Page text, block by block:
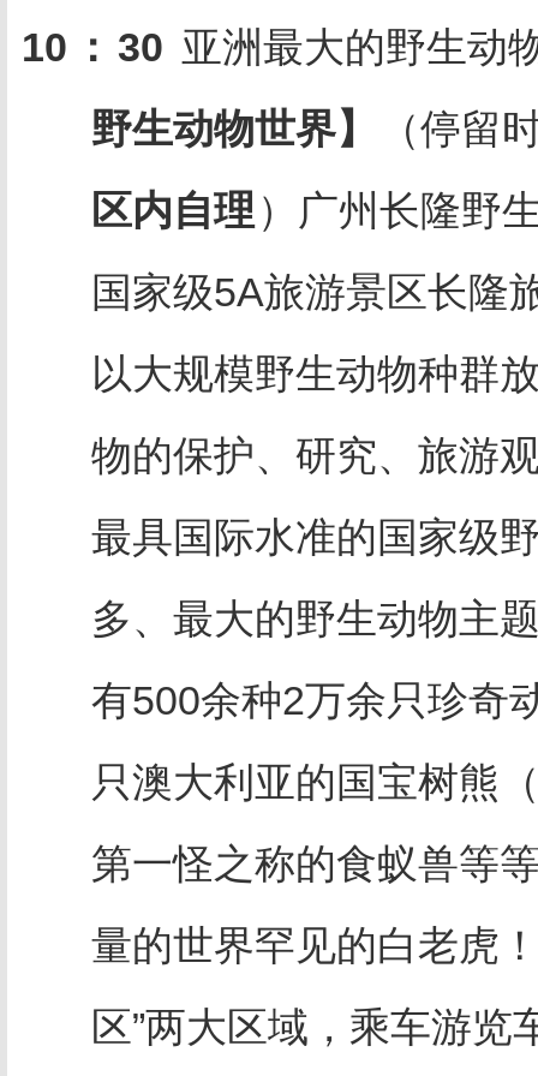
10 ： 30 亚洲最大的野生
野生动物世界】
（停留
区内自理 ）广州长隆野
国家级5A旅游景区长隆
以大规模野生动物种群
物的保护、研究、旅游
最具国际水准的国家级
多、最大的野生动物主
有500余种2万余只珍奇
只澳大利亚的国宝树熊
第一怪之称的食蚁兽等
量的世界罕见的白老虎
区”两大区域，乘车游